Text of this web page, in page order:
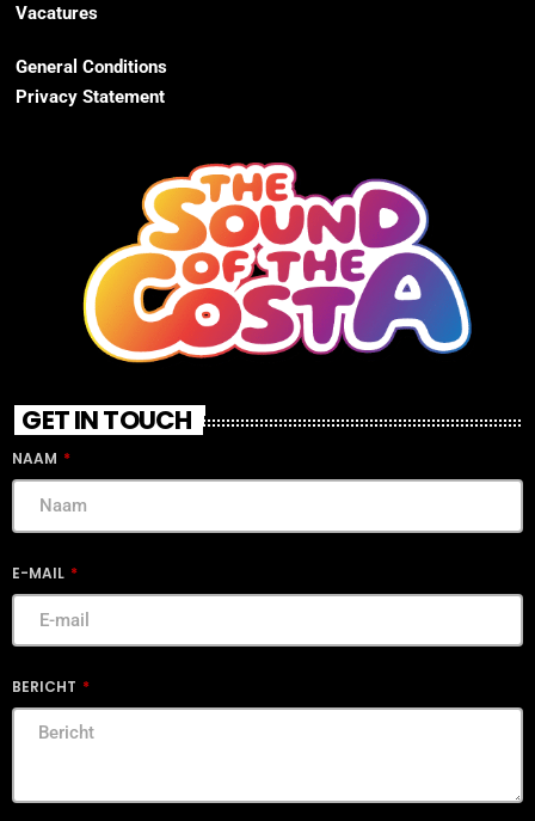
Vacatures
General Conditions
Privacy Statement
GET IN TOUCH
NAAM
E-MAIL
BERICHT